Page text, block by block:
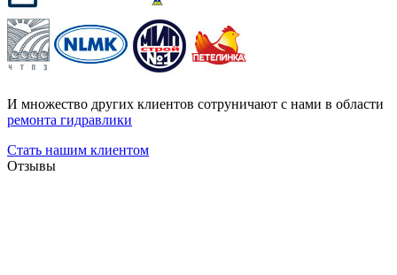
И множество других клиентов сотруничают с нами в области
ремонта гидравлики
Стать нашим клиентом
Отзывы